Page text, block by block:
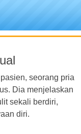
seorang pria
Dia menjelaskan
sekali berdiri,
diri.